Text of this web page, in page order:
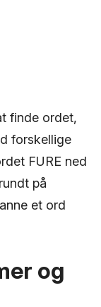
finde ordet,
forskellige
FURE ned
på
et ord
og